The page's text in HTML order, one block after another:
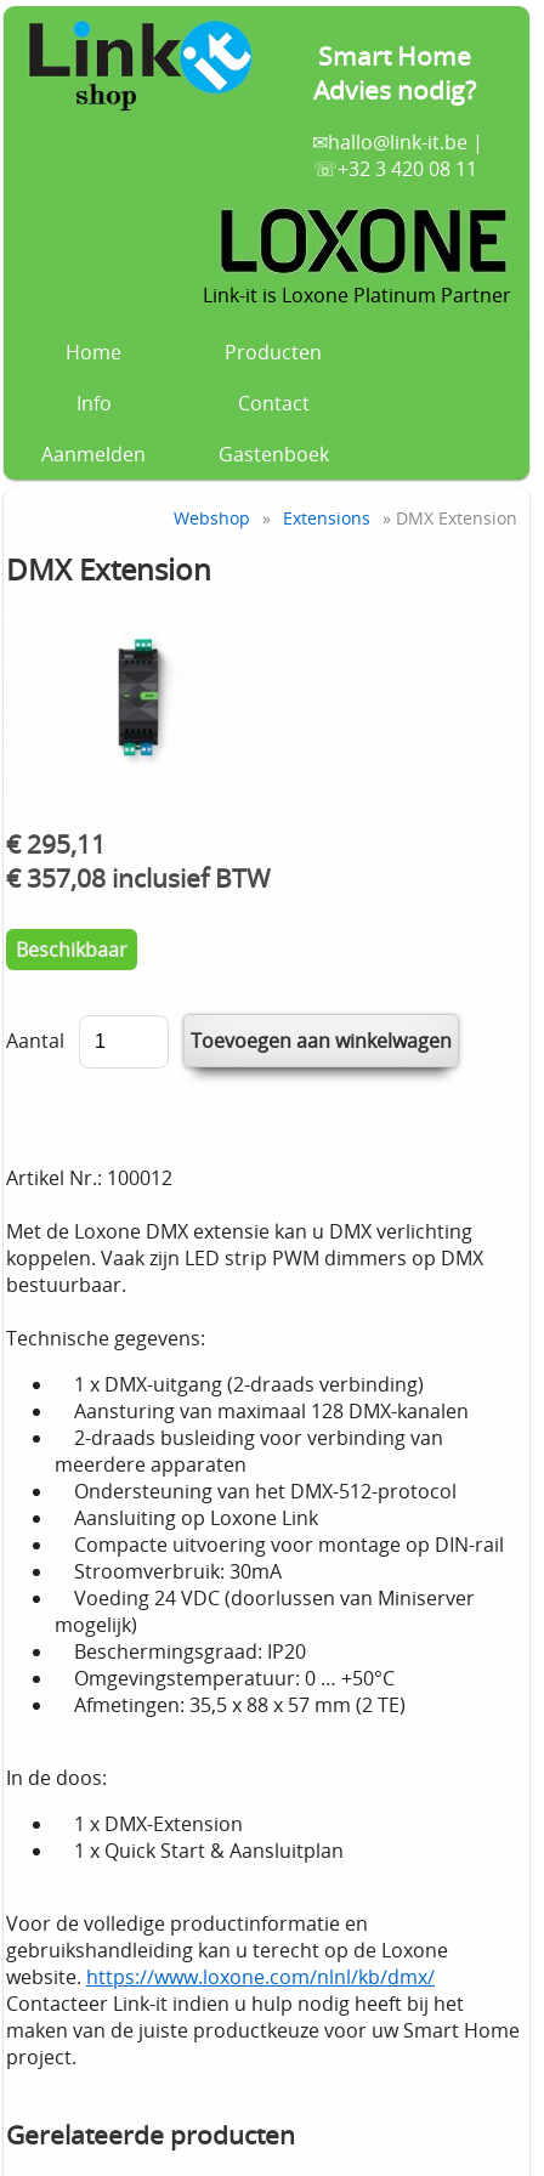
Smart Home
Advies nodig?
✉hallo@link-it.be|
☏+32 3 420 08 11
Link-it is Loxone Platinum Partner
Home
Producten
Info
Contact
Aanmelden
Gastenboek
Webshop » Extensions » DMX Extension
DMX Extension
€ 295,11
€ 357,08 inclusief BTW
Beschikbaar
Aantal
Artikel Nr.: 100012
Met de Loxone DMX extensie kan u DMX verlichting
koppelen. Vaak zijn LED strip PWM dimmers op DMX
bestuurbaar.
Technische gegevens:
1 x DMX-uitgang (2-draads verbinding)
Aansturing van maximaal 128 DMX-kanalen
2-draads busleiding voor verbinding van
meerdere apparaten
Ondersteuning van het DMX-512-protocol
Aansluiting op Loxone Link
Compacte uitvoering voor montage op DIN-rail
Stroomverbruik: 30mA
Voeding 24 VDC (doorlussen van Miniserver
mogelijk)
Beschermingsgraad: IP20
Omgevingstemperatuur: 0 … +50°C
Afmetingen: 35,5 x 88 x 57 mm (2 TE)
In de doos:
1 x DMX-Extension
1 x Quick Start & Aansluitplan
Voor de volledige productinformatie en
gebruikshandleiding kan u terecht op de Loxone
website. https://www.loxone.com/nlnl/kb/dmx/
Contacteer Link-it indien u hulp nodig heeft bij het
maken van de juiste productkeuze voor uw Smart Home
project.
Gerelateerde producten